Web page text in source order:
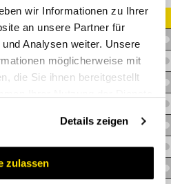
wir Informationen zu Ihrer
an unsere Partner für
Analysen weiter. Unsere
möglicherweise mit
die Sie ihnen bereitgestellt
Details zeigen
zulassen